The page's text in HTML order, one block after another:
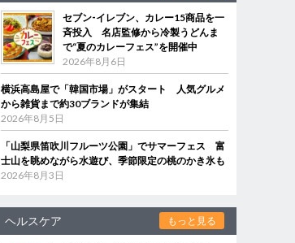
セブン‐イレブン、カレー15商品を一
斉投入 名店監修から冷製うどんま
で“夏のカレーフェス”を開催中
2026年8月6日
横浜高島屋で「韓国市場」がスタート 人気グルメ
から雑貨まで約30ブランドが集結
2026年8月5日
「山梨県笛吹川フルーツ公園」でサマーフェス 富
士山を眺めながら水遊び、季節限定の桃のかき氷も
2026年8月3日
ヘルスケア もっと見る